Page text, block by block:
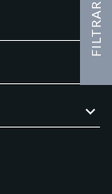
FILTRAR
keyboard_arrow_down
keyboard_arrow_down